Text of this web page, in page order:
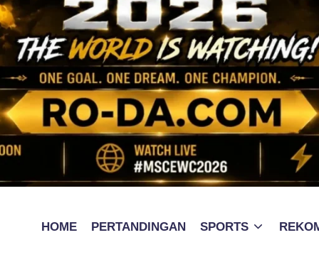
HOME PERTANDINGAN SPORTS